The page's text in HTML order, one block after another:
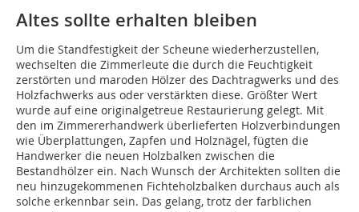
Altes sollte erhalten bleiben
Um die Standfestigkeit der Scheune wiederherzustellen,
wechselten die Zimmerleute die durch die Feuchtigkeit
zerstörten und maroden Hölzer des Dachtragwerks und des
Holzfachwerks aus oder verstärkten diese. Größter Wert
wurde auf eine originalgetreue Restaurierung gelegt. Mit
den im Zimmererhandwerk überlieferten Holzverbindungen
wie Überplattungen, Zapfen und Holznägel, fügten die
Handwerker die neuen Holzbalken zwischen die
Bestandhölzer ein. Nach Wunsch der Architekten sollten die
neu hinzugekommenen Fichteholzbalken durchaus auch als
solche erkennbar sein. Das gelang, trotz der farblichen